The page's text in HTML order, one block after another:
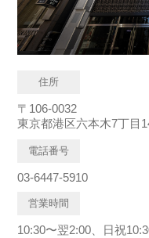
住所
〒106-0032
東京都港区六本木7丁目
電話番号
03-6447-5910
営業時間
10:30〜翌2:00、日祝